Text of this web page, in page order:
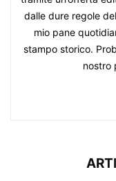
dalle dure regole
mio pane
stampo storico.
nostro